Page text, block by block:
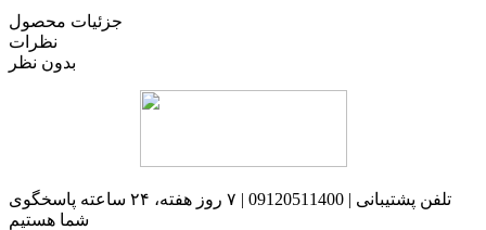
جزئیات محصول
نظرات
بدون نظر
تلفن پشتیبانی | 09120511400 | ۷ روز هفته، ۲۴ ساعته پاسخگوی
شما هستیم